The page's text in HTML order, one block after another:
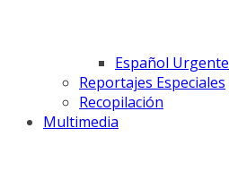
Español Urgente
Reportajes Especiales
Recopilación
Multimedia